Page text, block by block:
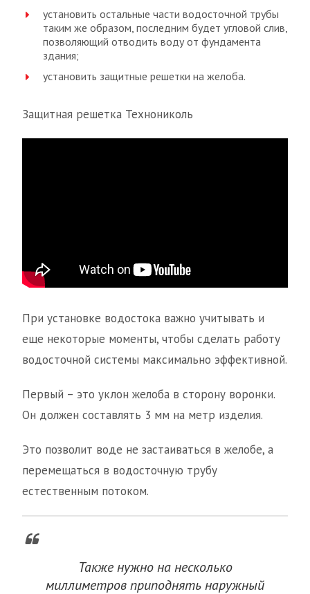
установить остальные части водосточной трубы
таким же образом, последним будет угловой слив,
позволяющий отводить воду от фундамента
здания;
установить защитные решетки на желоба.
Защитная решетка Технониколь
При установке водостока важно учитывать и
еще некоторые моменты, чтобы сделать работу
водосточной системы максимально эффективной.
Первый – это уклон желоба в сторону воронки.
Он должен составлять 3 мм на метр изделия.
Это позволит воде не застаиваться в желобе, а
перемещаться в водосточную трубу
естественным потоком.
Также нужно на несколько
миллиметров приподнять наружный